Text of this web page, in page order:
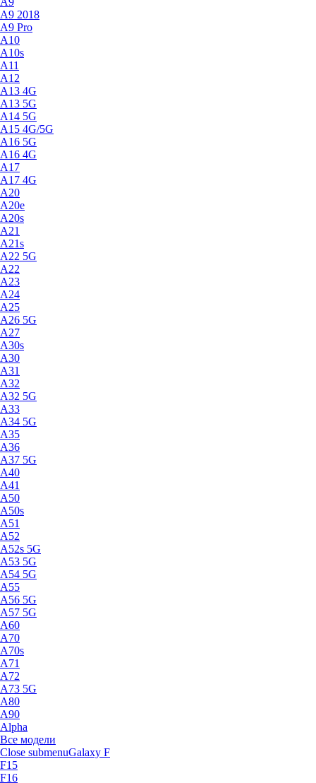
A9 2018
A9 Pro
A10
A10s
A11
A12
A13 4G
A13 5G
A14 5G
A15 4G/5G
A16 5G
A16 4G
A17
A17 4G
A20
A20e
A20s
A21
A21s
A22 5G
A22
A23
A24
A25
A26 5G
A27
A30s
A30
A31
A32
A32 5G
A33
A34 5G
A35
A36
A37 5G
A40
A41
A50
A50s
A51
A52
A52s 5G
A53 5G
A54 5G
A55
A56 5G
A57 5G
A60
A70
A70s
A71
A72
A73 5G
A80
A90
Alpha
Все модели
Close submenuGalaxy F
F15
F16